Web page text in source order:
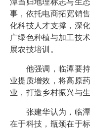
潭当归地理标志与生
事，依托电商拓宽销
化科技人才支撑，深
广绿色种植与加工技
展农技培训。
他强调，临潭要持
业提质增效，将高原
业，打造乡村振兴与
张建华认为，临潭
在于科技，瓶颈在于